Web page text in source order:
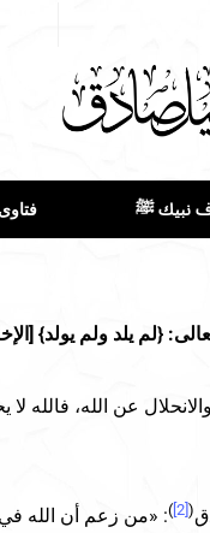
نبيك ﷺ
عن الله، فالله
(
[2]
): «من زعم أن الله